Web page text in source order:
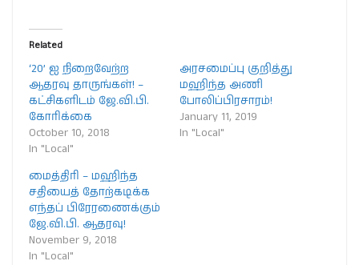
Related
‘20’ ஐ நிறைவேற்ற
ஆதரவு தாருங்கள்! –
கட்சிகளிடம் ஜே.வி.பி.
கோரிக்கை
October 10, 2018
In "Local"
அரசமைப்பு குறித்து
மஹிந்த அணி
போலிப்பிரசாரம்!
January 11, 2019
In "Local"
மைத்திரி – மஹிந்த
சதியைத் தோற்கடிக்க
எந்தப் பிரேரணைக்கும்
ஜே.வி.பி. ஆதரவு!
November 9, 2018
In "Local"